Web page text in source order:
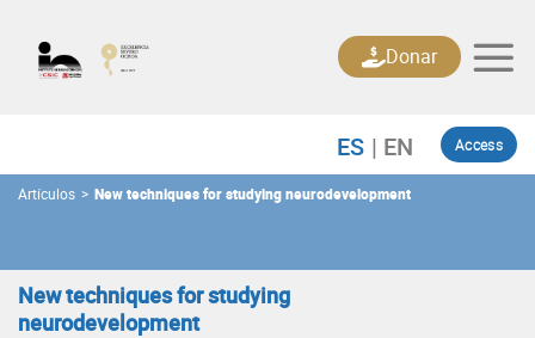
content
Access
Donar
Artículos > New techniques for studying neurodevelopment
New techniques for studying
neurodevelopment